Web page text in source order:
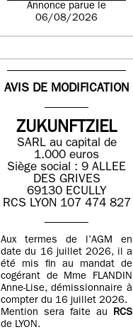
Annonce parue le
06/08/2026
AVIS DE MODIFICATION
ZUKUNFTZIEL
SARL au capital de
1.000 euros
Siège social : 9 ALLEE
DES GRIVES
69130 ECULLY
RCS LYON 107 474 827
Aux termes de l’AGM en
date du 16 juillet 2026, il a
été mis fin au mandat de
cogérant de Mme FLANDIN
Anne-Lise, démissionnaire à
compter du 16 juillet 2026.
Mention sera faite au RCS
de LYON.